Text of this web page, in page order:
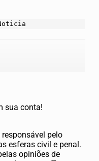
sua conta!
pelo
esferas civil e penal.
opiniões de